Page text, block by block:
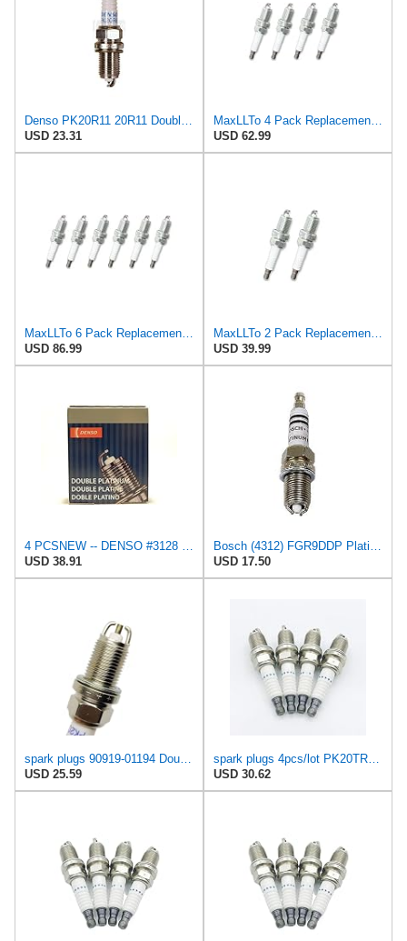
USD 23.31
USD 62.99
MaxLLTo 6 Pack Replacement 2978 Platinum Spark Plug for Bosch 8101 FR7DPP33X for Champion 7545 for
USD 86.99
USD 39.99
USD 38.91
USD 17.50
spark plugs 90919-01194 Double Platinum PK20TR11 Compatible with Toyota for AVENSIS for CAMRY for
USD 25.59
USD 30.62